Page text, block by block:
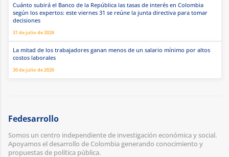
Cuánto subirá el Banco de la República las tasas de interés en Colombia
según los expertos: este viernes 31 se reúne la junta directiva para tomar
decisiones
31 de julio de 2026
La mitad de los trabajadores ganan menos de un salario mínimo por altos
costos laborales
30 de julio de 2026
Fedesarrollo
Somos un centro independiente de investigación económica y social.
Apoyamos el desarrollo de Colombia generando conocimiento y
propuestas de política pública.